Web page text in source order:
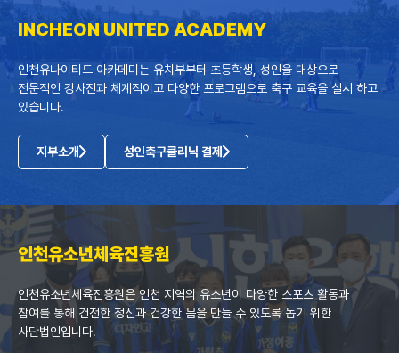
INCHEON UNITED ACADEMY
인천유나이티드 아카데미는 유치부부터 초등학생, 성인을 대상으로
전문적인 강사진과 체계적이고 다양한 프로그램으로 축구 교육을 실시 하고
있습니다.
지부소개 성인축구클리닉 결제
인천유소년체육진흥원
인천유소년체육진흥원은 인천 지역의 유소년이 다양한 스포츠 활동과
참여를 통해 건전한 정신과 건강한 몸을 만들 수 있도록 돕기 위한
사단법인입니다.